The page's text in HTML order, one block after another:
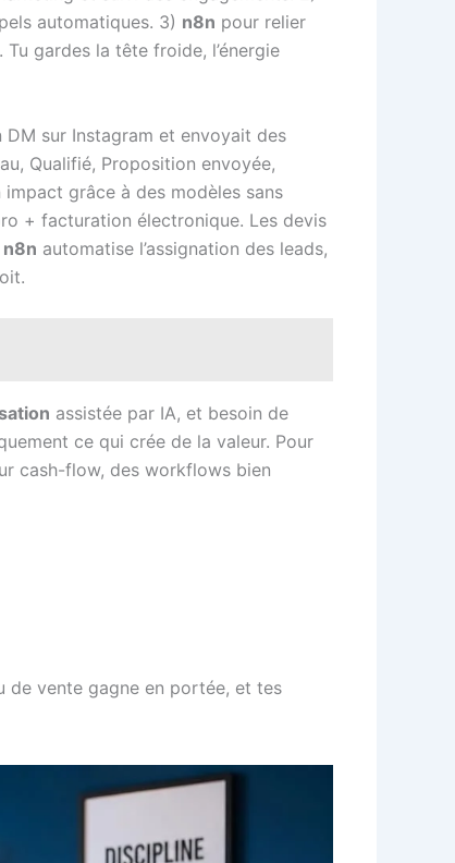
automatiques. 3) n8n pour relier
gardes la tête froide, l’énergie
sur Instagram et envoyait des
Qualifié, Proposition envoyée,
grâce à des modèles sans
+ facturation électronique. Les devis
n8n automatise l’assignation des leads,
assistée par IA, et besoin de
ce qui crée de la valeur. Pour
cash-flow, des workflows bien
de vente gagne en portée, et tes